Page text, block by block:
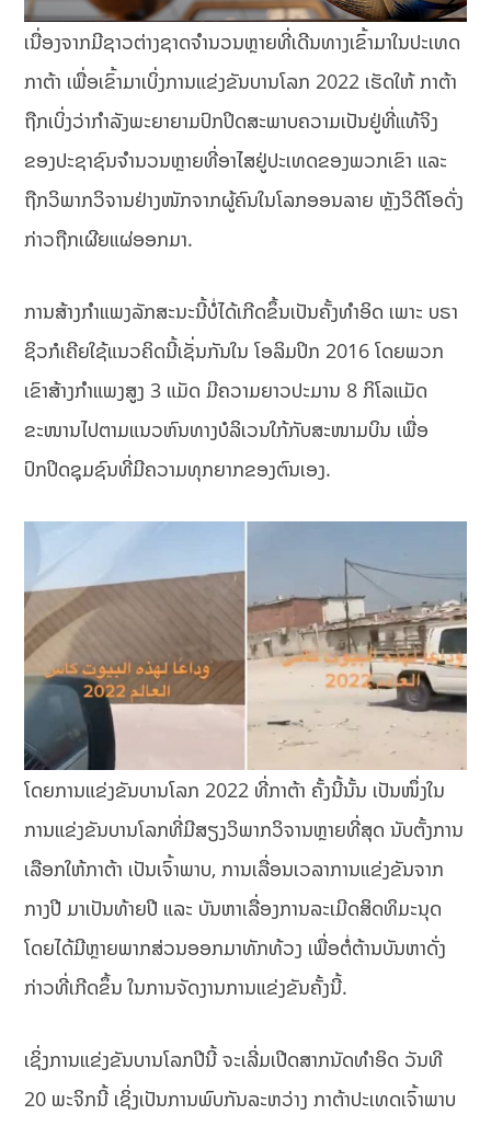
ເນື່ອງຈາກມີຊາວຕ່າງຊາດຈຳນວນຫຼາຍທີ່ເດີນທາງເຂົ້າມາໃນປະເທດ
ກາຕ້າ ເພື່ອເຂົ້າມາເບິ່ງການແຂ່ງຂັນບານໂລກ 2022 ເຮັດໃຫ້ ກາຕ້າ
ຖືກເບິ່ງວ່າກຳລັງພະຍາຍາມປົກປິດສະພາບຄວາມເປັນຢູ່ທີ່ແທ້ຈິງ
ຂອງປະຊາຊົນຈຳນວນຫຼາຍທີ່ອາໄສຢູ່ປະເທດຂອງພວກເຂົາ ແລະ
ຖືກວິພາກວິຈານຢ່າງໜັກຈາກຜູ້ຄົນໃນໂລກອອນລາຍ ຫຼັງວິດີໂອດັ່ງ
ກ່າວຖືກເຜີຍແຜ່ອອກມາ.
ການສ້າງກຳແພງລັກສະນະນີ້ບໍ່ໄດ້ເກີດຂຶ້ນເປັນຄັ້ງທຳອິດ ເພາະ ບຣາ
ຊິວກໍເຄີຍໃຊ້ແນວຄິດນີ້ເຊັ່ນກັນໃນ ໂອລິມປິກ 2016 ໂດຍພວກ
ເຂົາສ້າງກຳແພງສູງ 3 ແມັດ ມີຄວາມຍາວປະມານ 8 ກິໂລແມັດ
ຂະໜານໄປຕາມແນວຫົນທາງບໍລິເວນໃກ້ກັບສະໜາມບິນ ເພື່ອ
ປົກປິດຊຸມຊົນທີ່ມີຄວາມທຸກຍາກຂອງຕົນເອງ.
ໂດຍການແຂ່ງຂັນບານໂລກ 2022 ທີ່ກາຕ້າ ຄັ້ງນີ້ນັ້ນ ເປັນໜຶ່ງໃນ
ການແຂ່ງຂັນບານໂລກທີ່ມີສຽງວິພາກວິຈານຫຼາຍທີ່ສຸດ ນັບຕັ້ງການ
ເລືອກໃຫ້ກາຕ້າ ເປັນເຈົ້າພາບ, ການເລື່ອນເວລາການແຂ່ງຂັນຈາກ
ກາງປີ ມາເປັນທ້າຍປີ ແລະ ບັນຫາເລື່ອງການລະເມີດສິດທິມະນຸດ
ໂດຍໄດ້ມີຫຼາຍພາກສ່ວນອອກມາທັກທ້ວງ ເພື່ອຕໍ່ຕ້ານບັນຫາດັ່ງ
ກ່າວທີ່ເກີດຂຶ້ນ ໃນການຈັດງານການແຂ່ງຂັນຄັ້ງນີ້.
ເຊິ່ງການແຂ່ງຂັນບານໂລກປີນີ້ ຈະເລີ່ມເປີດສາກນັດທຳອິດ ວັນທີ
20 ພະຈິກນີ້ ເຊິ່ງເປັນການພົບກັນລະຫວ່າງ ກາຕ້າປະເທດເຈົ້າພາບ